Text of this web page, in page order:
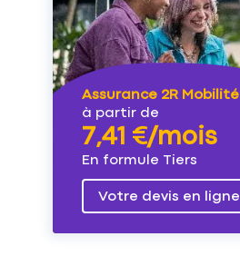
Assurance 2R Mobilité
à partir de
7,41 €/mois
En formule Tiers
Votre devis en ligne